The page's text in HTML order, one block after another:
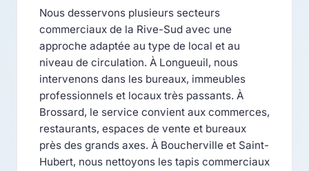
Nous desservons plusieurs secteurs
commerciaux de la Rive-Sud avec une
approche adaptée au type de local et au
niveau de circulation. À Longueuil, nous
intervenons dans les bureaux, immeubles
professionnels et locaux très passants. À
Brossard, le service convient aux commerces,
restaurants, espaces de vente et bureaux
près des grands axes. À Boucherville et Saint-
Hubert, nous nettoyons les tapis commerciaux